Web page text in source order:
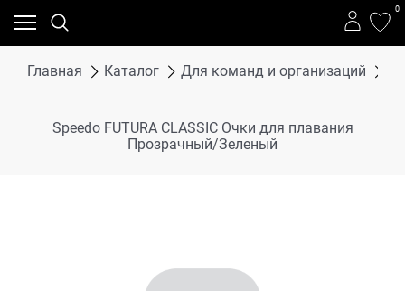
0
Главная Каталог Для команд и организаций
Speedo FUTURA CLASSIC Очки для плавания
Прозрачный/Зеленый